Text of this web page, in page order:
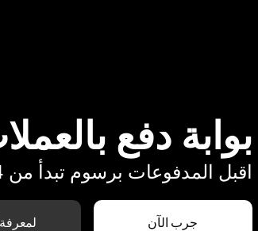
بوابة دفع
اقبل المدفوعات برسوم تبدأ من 0.4% فقط
جرب الآن